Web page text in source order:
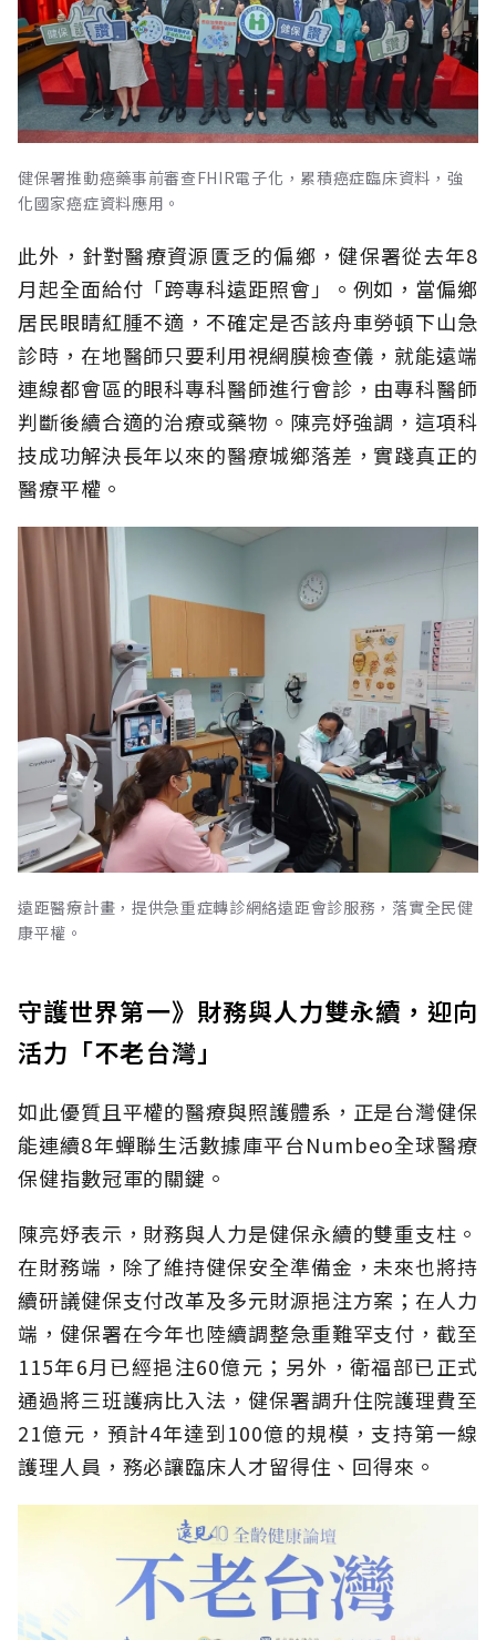
健保署推動癌藥事前審查FHIR電子化，累積癌症臨床資料，強
化國家癌症資料應用。
此外，針對醫療資源匱乏的偏鄉，健保署從去年8
月起全面給付「跨專科遠距照會」。例如，當偏鄉
居民眼睛紅腫不適，不確定是否該舟車勞頓下山急
診時，在地醫師只要利用視網膜檢查儀，就能遠端
連線都會區的眼科專科醫師進行會診，由專科醫師
判斷後續合適的治療或藥物。陳亮妤強調，這項科
技成功解決長年以來的醫療城鄉落差，實踐真正的
醫療平權。
遠距醫療計畫，提供急重症轉診網絡遠距會診服務，落實全民健
康平權。
守護世界第一》財務與人力雙永續，迎向
活力「不老台灣」
如此優質且平權的醫療與照護體系，正是台灣健保
能連續8年蟬聯生活數據庫平台Numbeo全球醫療
保健指數冠軍的關鍵。
陳亮妤表示，財務與人力是健保永續的雙重支柱。
在財務端，除了維持健保安全準備金，未來也將持
續研議健保支付改革及多元財源挹注方案；在人力
端，健保署在今年也陸續調整急重難罕支付，截至
115年6月已經挹注60億元；另外，衛福部已正式
通過將三班護病比入法，健保署調升住院護理費至
21億元，預計4年達到100億的規模，支持第一線
護理人員，務必讓臨床人才留得住、回得來。